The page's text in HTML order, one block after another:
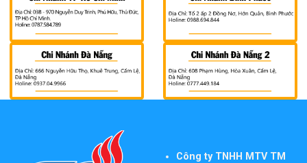
Công ty TNHH MTV TM